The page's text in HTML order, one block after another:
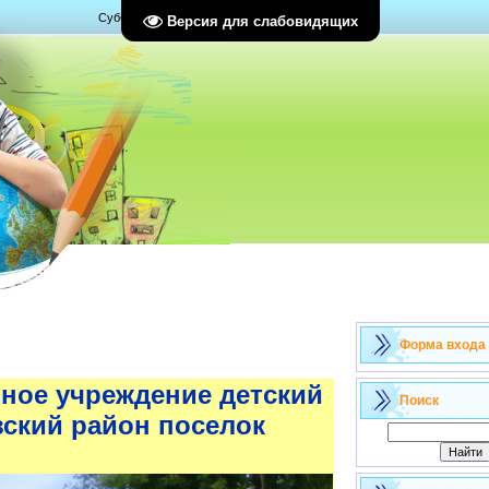
Версия для слабовидящих
Суббота, 08.08.2026, 12:17
учреждение детский
район поселок
Форма входа
Поиск